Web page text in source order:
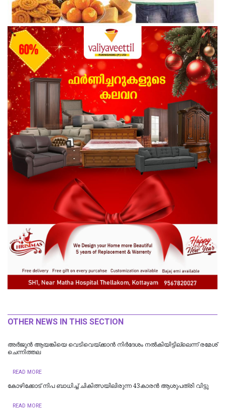
OTHER NEWS IN THIS SECTION
അർജുൻ ആയങ്കിയെ വെടിവെയ്ക്കാൻ നിർദേശം നൽകിയിട്ടില്ലെന്ന് രമേശ്
ചെന്നിത്തല
READ MORE
കോഴിക്കോട് നിപ ബാധിച്ച് ചികിത്സയിലിരുന്ന 43കാരന്‍ ആശുപത്രി വിട്ടു
READ MORE